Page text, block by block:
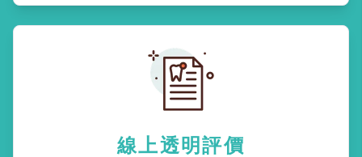
線上透明評價